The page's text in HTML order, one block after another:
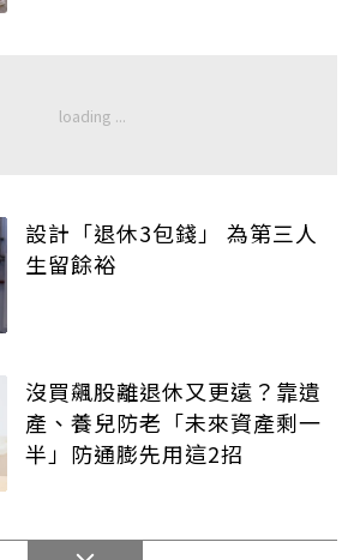
設計「退休3包錢」 為第三人
生留餘裕
沒買飆股離退休又更遠？靠遺
產、養兒防老「未來資產剩一
半」防通膨先用這2招